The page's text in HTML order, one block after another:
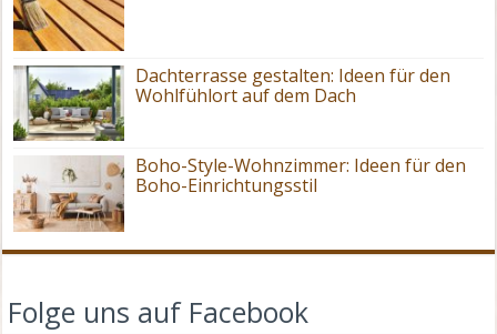
Dachterrasse gestalten: Ideen für den
Wohlfühlort auf dem Dach
Boho-Style-Wohnzimmer: Ideen für den
Boho-Einrichtungsstil
Folge uns auf Facebook